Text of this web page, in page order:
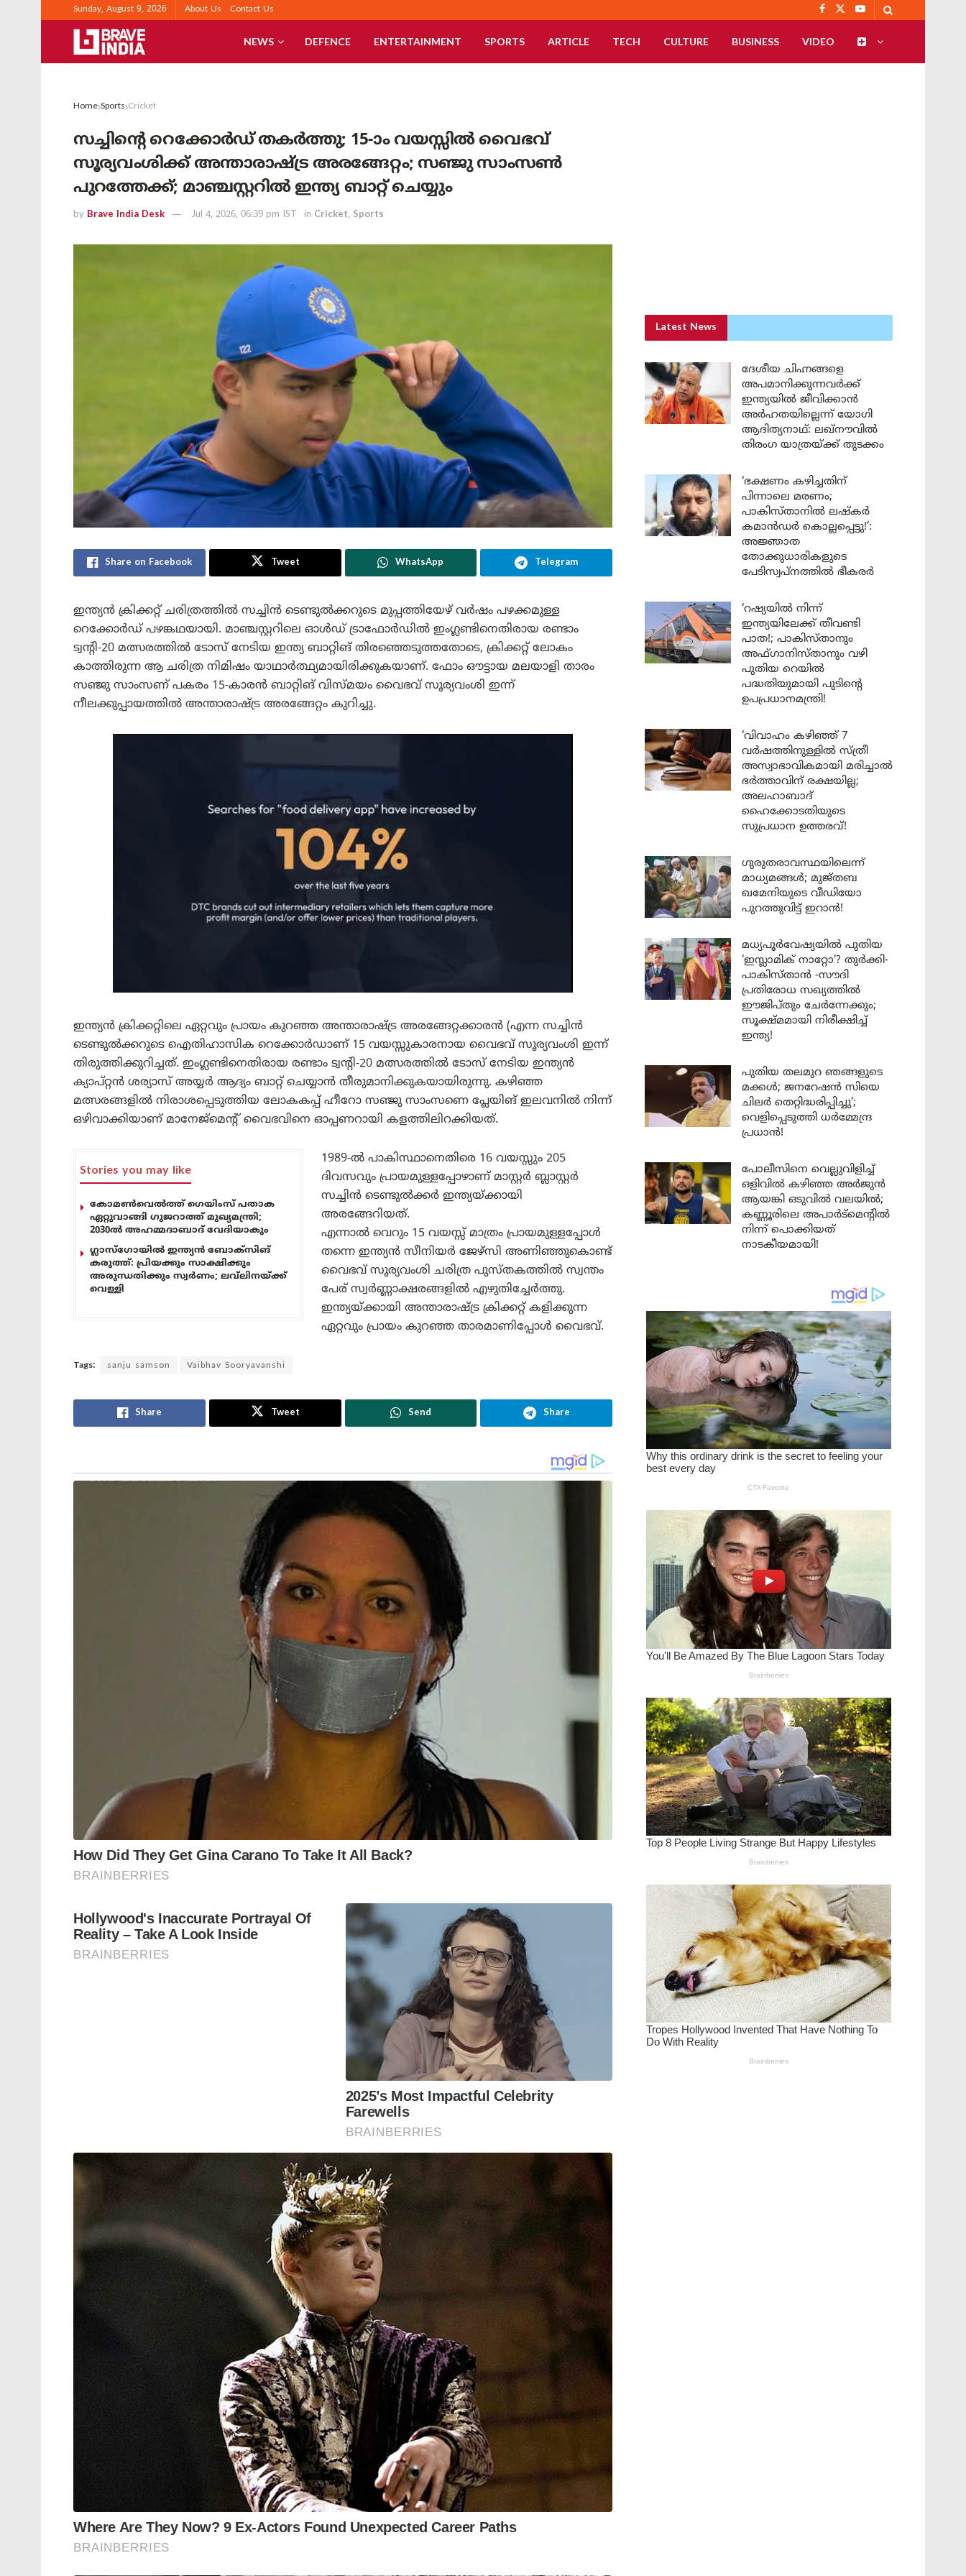
Sunday, August 9, 2026 About Us Contact Us
NEWS DEFENCE ENTERTAINMENT SPORTS ARTICLE TECH CULTURE BUSINESS VIDEO
Home Sports Cricket
സച്ചിന്റെ റെക്കോർഡ് തകർത്തു; 15-ാം വയസ്സിൽ വൈഭവ്
സൂര്യവംശിക്ക് അന്താരാഷ്ട്ര അരങ്ങേറ്റം; സഞ്ജു സാംസൺ
പുറത്തേക്ക്; മാഞ്ചസ്റ്ററിൽ ഇന്ത്യ ബാറ്റ് ചെയ്യും
by Brave India Desk Jul 4, 2026, 06:39 pm IST in Cricket, Sports
Share on Facebook Tweet WhatsApp Telegram
ഇന്ത്യൻ ക്രിക്കറ്റ് ചരിത്രത്തിൽ സച്ചിൻ ടെണ്ടുൽക്കറുടെ മുപ്പത്തിയേഴ് വർഷം പഴക്കമുള്ള
റെക്കോർഡ് പഴങ്കഥയായി. മാഞ്ചസ്റ്ററിലെ ഓൾഡ് ട്രാഫോർഡിൽ ഇംഗ്ലണ്ടിനെതിരായ രണ്ടാം
ട്വന്റി-20 മത്സരത്തിൽ ടോസ് നേടിയ ഇന്ത്യ ബാറ്റിങ് തിരഞ്ഞെടുത്തതോടെ, ക്രിക്കറ്റ് ലോകം
കാത്തിരുന്ന ആ ചരിത്ര നിമിഷം യാഥാർത്ഥ്യമായിരിക്കുകയാണ്. ഫോം ഔട്ടായ മലയാളി താരം
സഞ്ജു സാംസണ് പകരം 15-കാരൻ ബാറ്റിങ് വിസ്മയം വൈഭവ് സൂര്യവംശി ഇന്ന്
നീലക്കുപ്പായത്തിൽ അന്താരാഷ്ട്ര അരങ്ങേറ്റം കുറിച്ചു.
ഇന്ത്യൻ ക്രിക്കറ്റിലെ ഏറ്റവും പ്രായം കുറഞ്ഞ അന്താരാഷ്ട്ര അരങ്ങേറ്റക്കാരൻ (എന്ന സച്ചിൻ
ടെണ്ടുൽക്കറുടെ ഐതിഹാസിക റെക്കോർഡാണ് 15 വയസ്സുകാരനായ വൈഭവ് സൂര്യവംശി ഇന്ന്
തിരുത്തിക്കുറിച്ചത്. ഇംഗ്ലണ്ടിനെതിരായ രണ്ടാം ട്വന്റി-20 മത്സരത്തിൽ ടോസ് നേടിയ ഇന്ത്യൻ
ക്യാപ്റ്റൻ ശര്യാസ് അയ്യർ ആദ്യം ബാറ്റ് ചെയ്യാൻ തീരുമാനിക്കുകയായിരുന്നു. കഴിഞ്ഞ
മത്സരങ്ങളിൽ നിരാശപ്പെടുത്തിയ ലോകകപ്പ് ഹീറോ സഞ്ജു സാംസണെ പ്ലേയിങ് ഇലവനിൽ നിന്ന്
ഒഴിവാക്കിയാണ് മാനേജ്‌മെന്റ് വൈഭവിനെ ഓപ്പണറായി കളത്തിലിറക്കിയത്.
Stories you may like
കോമൺവെൽത്ത് ഗെയിംസ് പതാക
ഏറ്റുവാങ്ങി ഗുജറാത്ത് മുഖ്യമന്ത്രി;
2030ൽ അഹമ്മദാബാദ് വേദിയാകും
ഗ്ലാസ്‌ഗോയിൽ ഇന്ത്യൻ ബോക്സിങ്
കരുത്ത്: പ്രിയക്കും സാക്ഷിക്കും
അരുന്ധതിക്കും സ്വർണം; ലവ്‌ലിനയ്ക്ക്
വെള്ളി
1989-ൽ പാകിസ്ഥാനെതിരെ 16 വയസ്സും 205
ദിവസവും പ്രായമുള്ളപ്പോഴാണ് മാസ്റ്റർ ബ്ലാസ്റ്റർ
സച്ചിൻ ടെണ്ടുൽക്കർ ഇന്ത്യയ്ക്കായി
അരങ്ങേറിയത്.
എന്നാൽ വെറും 15 വയസ്സ് മാത്രം പ്രായമുള്ളപ്പോൾ
തന്നെ ഇന്ത്യൻ സീനിയർ ജേഴ്‌സി അണിഞ്ഞുകൊണ്ട്
വൈഭവ് സൂര്യവംശി ചരിത്ര പുസ്തകത്തിൽ സ്വന്തം
പേര് സ്വർണ്ണാക്ഷരങ്ങളിൽ എഴുതിച്ചേർത്തു.
ഇന്ത്യയ്ക്കായി അന്താരാഷ്ട്ര ക്രിക്കറ്റ് കളിക്കുന്ന
ഏറ്റവും പ്രായം കുറഞ്ഞ താരമാണിപ്പോൾ വൈഭവ്.
Tags: sanju samson Vaibhav Sooryavanshi
Share Tweet Send Share
Latest News
ദേശീയ ചിഹ്നങ്ങളെ
അപമാനിക്കുന്നവർക്ക്
ഇന്ത്യയിൽ ജീവിക്കാൻ
അർഹതയില്ലെന്ന് യോഗി
ആദിത്യനാഥ്: ലഖ്‌നൗവിൽ
തിരംഗ യാത്രയ്ക്ക് തുടക്കം
‘ഭക്ഷണം കഴിച്ചതിന്
പിന്നാലെ മരണം;
പാകിസ്താനിൽ ലഷ്കർ
കമാൻഡർ കൊല്ലപ്പെട്ടു!’:
അജ്ഞാത
തോക്കുധാരികളുടെ
പേടിസ്വപ്നത്തിൽ ഭീകരർ
‘റഷ്യയിൽ നിന്ന്
ഇന്ത്യയിലേക്ക് തീവണ്ടി
പാത!; പാകിസ്താനും
അഫ്ഗാനിസ്താനും വഴി
പുതിയ റെയിൽ
പദ്ധതിയുമായി പുടിന്റെ
ഉപപ്രധാനമന്ത്രി!
‘വിവാഹം കഴിഞ്ഞ് 7
വർഷത്തിനുള്ളിൽ സ്ത്രീ
അസ്വാഭാവികമായി മരിച്ചാൽ
ഭർത്താവിന് രക്ഷയില്ല;
അലഹാബാദ്
ഹൈക്കോടതിയുടെ
സുപ്രധാന ഉത്തരവ്!
ഗുരുതരാവസ്ഥയിലെന്ന്
മാധ്യമങ്ങൾ; മുജ്തബ
ഖമേനിയുടെ വീഡിയോ
പുറത്തുവിട്ട് ഇറാൻ!
മധ്യപൂർവേഷ്യയിൽ പുതിയ
‘ഇസ്ലാമിക് നാറ്റോ’? തുർക്കി-
പാകിസ്താൻ -സൗദി
പ്രതിരോധ സഖ്യത്തിൽ
ഈജിപ്തും ചേർന്നേക്കും;
സൂക്ഷ്മമായി നിരീക്ഷിച്ച്
ഇന്ത്യ!
പുതിയ തലമുറ ഞങ്ങളുടെ
മക്കൾ; ജനറേഷൻ സിയെ
ചിലർ തെറ്റിദ്ധരിപ്പിച്ചു’;
വെളിപ്പെടുത്തി ധർമ്മേന്ദ്ര
പ്രധാൻ!
പോലീസിനെ വെല്ലുവിളിച്ച്
ഒളിവിൽ കഴിഞ്ഞ അർജുൻ
ആയങ്കി ഒടുവിൽ വലയിൽ;
കണ്ണൂരിലെ അപാർട്മെന്റിൽ
നിന്ന് പൊക്കിയത്
നാടകീയമായി!